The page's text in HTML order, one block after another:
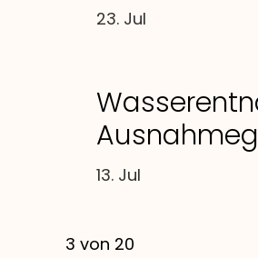
23. Jul
13. Jul
3 von 20